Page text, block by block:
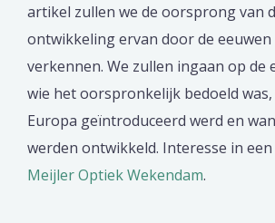
artikel zullen we de oorsprong van
ontwikkeling ervan door de eeuwen
verkennen. We zullen ingaan op de
wie het oorspronkelijk bedoeld
Europa geïntroduceerd werd en
werden ontwikkeld. Interesse in
Meijler Optiek Wekendam.